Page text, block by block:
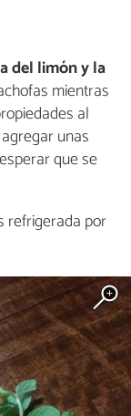
del limón y la
mientras
al
unas
que se
refrigerada por